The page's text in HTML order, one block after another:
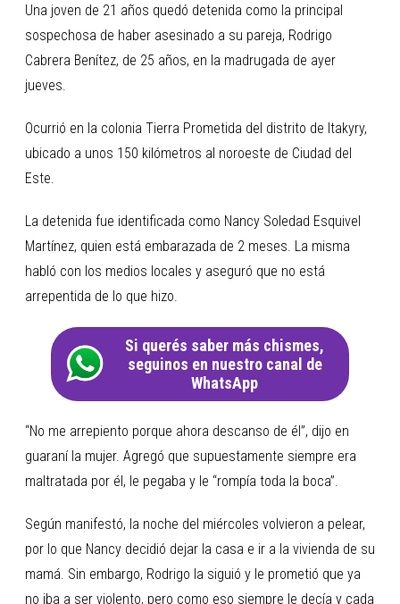
Una joven de 21 años quedó detenida como la principal
sospechosa de haber asesinado a su pareja, Rodrigo
Cabrera Benítez, de 25 años, en la madrugada de ayer
jueves.
Ocurrió en la colonia Tierra Prometida del distrito de Itakyry,
ubicado a unos 150 kilómetros al noroeste de Ciudad del
Este.
La detenida fue identificada como Nancy Soledad Esquivel
Martínez, quien está embarazada de 2 meses. La misma
habló con los medios locales y aseguró que no está
arrepentida de lo que hizo.
Si querés saber más chismes,
seguinos en nuestro canal de
WhatsApp
“No me arrepiento porque ahora descanso de él”, dijo en
guaraní la mujer. Agregó que supuestamente siempre era
maltratada por él, le pegaba y le “rompía toda la boca”.
Según manifestó, la noche del miércoles volvieron a pelear,
por lo que Nancy decidió dejar la casa e ir a la vivienda de su
mamá. Sin embargo, Rodrigo la siguió y le prometió que ya
no iba a ser violento, pero como eso siempre le decía y cada